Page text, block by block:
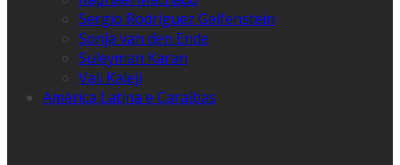
Sergio Rodríguez Gelfenstein
Sonja van den Ende
Suleyman Karan
Vali Kaleji
América Latina e Caraíbas